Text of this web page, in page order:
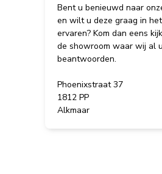
Bent u benieuwd naar
en wilt u deze graag in
ervaren? Kom dan eens
de showroom waar wij al
beantwoorden.
Phoenixstraat 37
1812 PP
Alkmaar